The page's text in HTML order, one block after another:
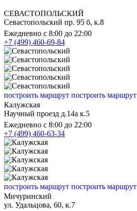
СЕВАСТОПОЛЬСКИЙ
Севастопольский пр. 95 б, к.8
Ежедневно с 8:00 до 22:00
+7 (499) 460-69-84
построить маршрут построить маршрут
Калужская
Научный проезд д.14а к.5
Ежедневно с 8:00 до 22:00
+7 (499) 460-63-34
построить маршрут построить маршрут
Мичуринский
ул. Удальцова, 60, к.7